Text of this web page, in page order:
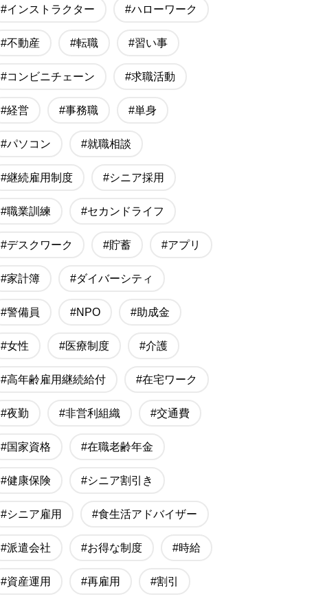
#インストラクター #ハローワーク
#不動産 #転職 #習い事
#コンビニチェーン #求職活動
#経営 #事務職 #単身
#パソコン #就職相談
#継続雇用制度 #シニア採用
#職業訓練 #セカンドライフ
#デスクワーク #貯蓄 #アプリ
#家計簿 #ダイバーシティ
#警備員 #NPO #助成金
#女性 #医療制度 #介護
#高年齢雇用継続給付 #在宅ワーク
#夜勤 #非営利組織 #交通費
#国家資格 #在職老齢年金
#健康保険 #シニア割引き
#シニア雇用 #食生活アドバイザー
#派遣会社 #お得な制度 #時給
#資産運用 #再雇用 #割引